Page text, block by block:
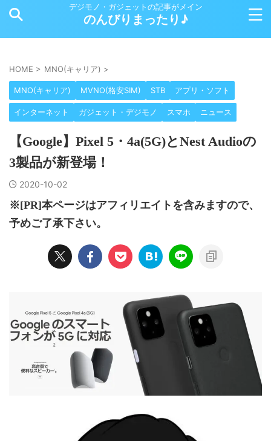
デジモノ・ガジェットの記事がメイン
のんびりまったり♪
HOME > MNO(キャリア) >
MNO(キャリア) MVNO(格安SIM) STB アプリ・ソフト
インターネット ガジェット・デジモノ スマホ ニュース
【Google】Pixel 5・4a(5G)とNest Audioの
3製品が新登場！
2020-10-02
※[PR]本ページはアフィリエイトを含みますので、
予めご了承下さい。